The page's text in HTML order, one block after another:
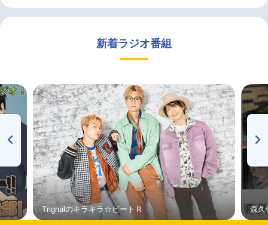
新着ラジオ番組
Trignalのキラキラ☆ビートＲ 森久